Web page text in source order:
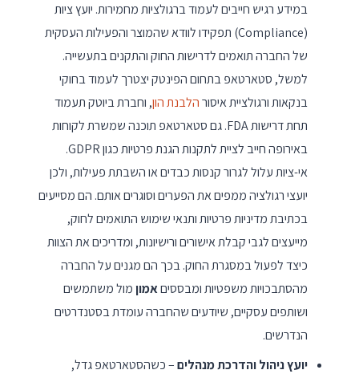
במידע רגיש חייבים לעמוד ברגולציות מחמירות. יועץ ציות
(Compliance) תפקידו לוודא שהמוצר והפעילות העסקית
של החברה תואמים לדרישות החוק והתקנים בתעשייה.
למשל, סטארטאפ בתחום הפינטק יצטרך לעמוד בחוקי
בנקאות ורגולציית איסורהלבנת הון, וחברת ביוטק תעמוד
תחת דרישות FDA. גם סטארטאפ תוכנה שמשרת לקוחות
באירופה חייב לציית לתקנות הגנת פרטיות כגון GDPR.
אי-ציות עלול לגרור קנסות כבדים או השבתת פעילות, ולכן
יועצי רגולציה ממפים את הפערים וסוגרים אותם. הם מסייעים
בכתיבת מדיניות פרטיות ותנאי שימוש התואמים לחוק,
מייעצים לגבי קבלת אישורים ורישיונות, ומדריכים את הצוות
כיצד לפעול במסגרת החוק. בכך הם מגנים על החברה
מהסתבכויות משפטיות ומבססיםאמוןמול משתמשים
ושותפים עסקיים, שיודעים שהחברה עומדת בסטנדרטים
הנדרשים.
יועץ ניהול והדרכת מנהלים– כשהסטארטאפ גדל,